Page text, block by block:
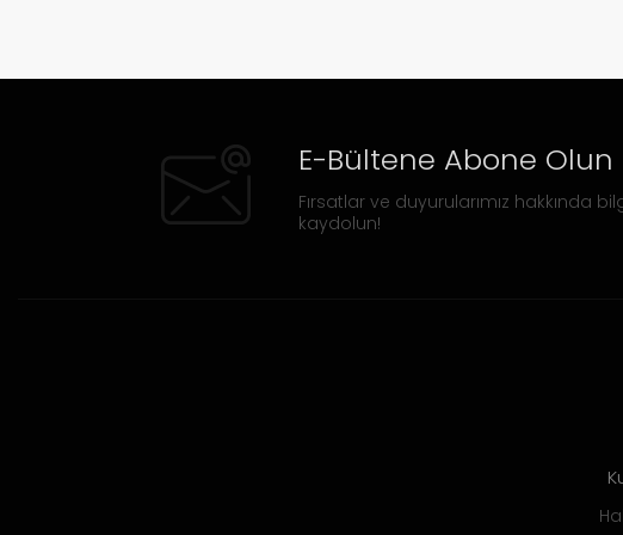
E-Bültene Abone Olun
Fırsatlar ve duyurularımız hakkında
kaydolun!